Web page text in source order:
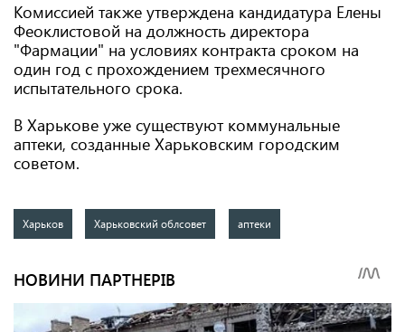
Комиссией также утверждена кандидатура Елены
Феоклистовой на должность директора
"Фармации" на условиях контракта сроком на
один год с прохождением трехмесячного
испытательного срока.
В Харькове уже существуют коммунальные
аптеки, созданные Харьковским городским
советом.
Харьков Харьковский облсовет аптеки